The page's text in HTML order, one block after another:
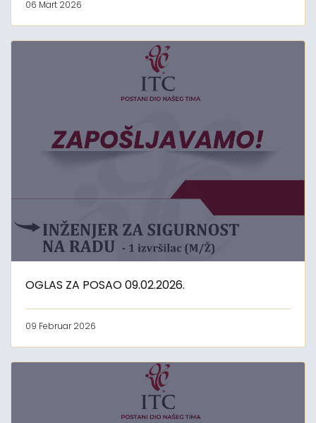
06 Mart 2026
OGLAS ZA POSAO 09.02.2026.
09 Februar 2026